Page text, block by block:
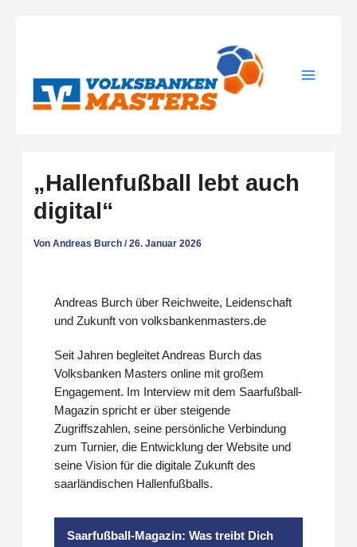
„Hallenfußball lebt auch
digital“
VonAndreas Burch/26. Januar 2026
Andreas Burch über Reichweite, Leidenschaft
und Zukunft von volksbankenmasters.de
Seit Jahren begleitet Andreas Burch das
Volksbanken Masters online mit großem
Engagement. Im Interview mit dem Saarfußball-
Magazin spricht er über steigende
Zugriffszahlen, seine persönliche Verbindung
zum Turnier, die Entwicklung der Website und
seine Vision für die digitale Zukunft des
saarländischen Hallenfußballs.
Saarfußball-Magazin: Was treibt Dich